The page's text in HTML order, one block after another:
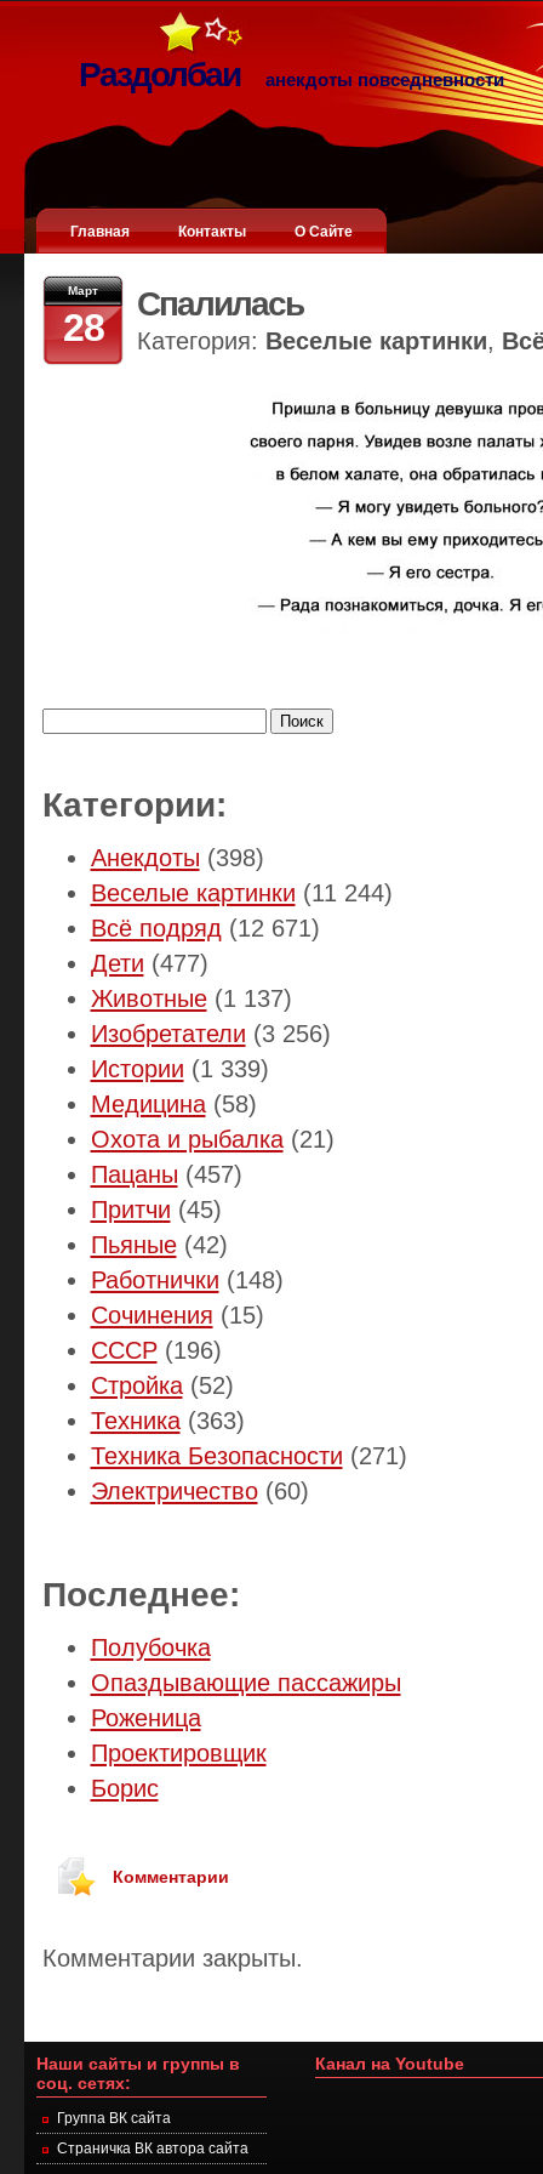
Раздолбаи анекдоты повседневности
Главная Контакты О Сайте
Март
28
Спалилась
Категория: Веселые картинки,
Категории:
Анекдоты (398)
Веселые картинки (11 244)
Всё подряд (12 671)
Дети (477)
Животные(1 137)
Изобретатели (3 256)
Истории (1 339)
Медицина(58)
Охота и рыбалка(21)
Пацаны (457)
Притчи (45)
Пьяные(42)
Работнички (148)
Сочинения (15)
СССР(196)
Стройка(52)
Техника(363)
Техника Безопасности (271)
Электричество(60)
Последнее:
Полубочка
Опаздывающие пассажиры
Роженица
Проектировщик
Борис
Комментарии
Комментарии закрыты.
Наши сайты и группы в
соц. сетях:
Группа ВК сайта
Страничка ВК автора сайта
Канал на Youtube